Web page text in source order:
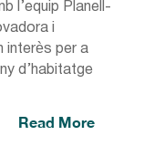
l’equip Planell-
i
interès per a
d’habitatge
Read More